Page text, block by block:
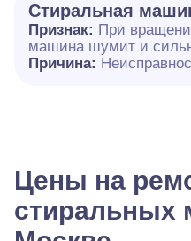
Стиральная
Признак: При
машина шумит и
Причина:
Цены на
стиральных